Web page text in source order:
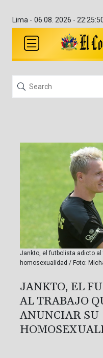
Lima - 06.08. 2026 -
Jankto, el futbolista adicto
homosexualidad / Foto:
JANKTO, EL
AL TRABAJO
ANUNCIAR SU